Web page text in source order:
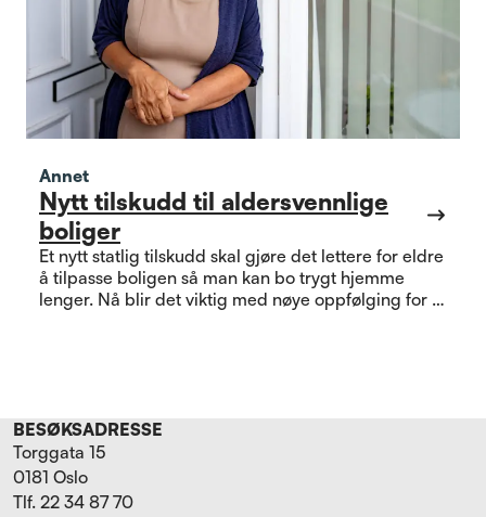
Annet
Nytt tilskudd til aldersvennlige
boliger
Et nytt statlig tilskudd skal gjøre det lettere for eldre
å tilpasse boligen så man kan bo trygt hjemme
lenger. Nå blir det viktig med nøye oppfølging for å
BESØKSADRESSE
Torggata 15
0181 Oslo
Tlf. 22 34 87 70